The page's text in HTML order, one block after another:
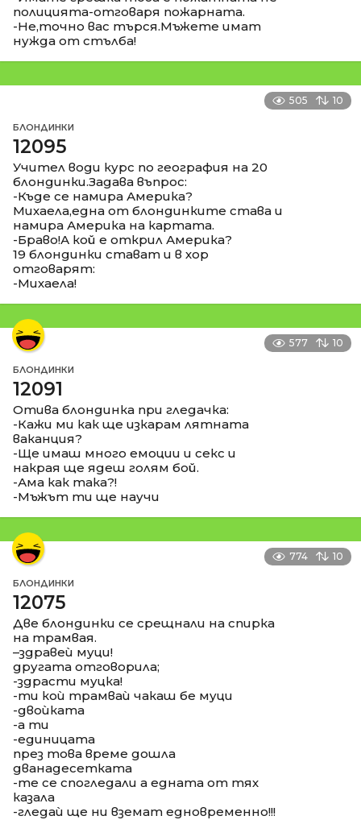
полицията-отговаря пожарната.
-Не,точно вас търся.Мъжете имат
нужда от стълба!
505 10
БЛОНДИНКИ
12095
Учител води курс по география на 20
блондинки.Задава въпрос:
-Къде се намира Америка?
Михаела,една от блондинките става и
намира Америка на картата.
-Браво!А кой е открил Америка?
19 блондинки стават и в хор
отговарят:
-Михаела!
577 10
БЛОНДИНКИ
12091
Отива блондинка при гледачка:
-Кажи ми как ще изкарам лятната
ваканция?
-Ще имаш много емоции и секс и
накрая ще ядеш голям бой.
-Ама как така?!
-Мъжът ти ще научи
774 10
БЛОНДИНКИ
12075
Две блондинки се срещнали на спирка
на трамвая.
–здравеѝ муци!
другата отговорила;
-здрасти муцка!
-ти коѝ трамваѝ чакаш бе муци
-двоѝката
-а ти
-единицата
през това време дошла
дванадесетката
-те се спогледали а едната от тях
казала
-гледаѝ ще ни вземат едновременно!!!